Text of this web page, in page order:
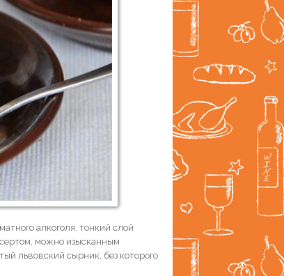
алкоголя, тонкий слой
можно изысканным
львовский сырник, без которого